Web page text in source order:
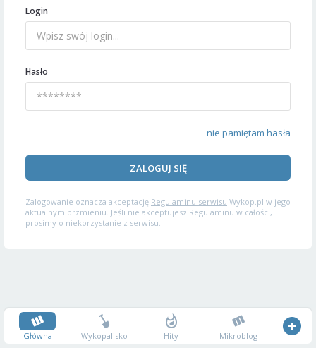
Login
Hasło
nie pamiętam hasła
ZALOGUJ SIĘ
Zalogowanie oznacza akceptację Regulaminu serwisu Wykop.pl w jego
aktualnym brzmieniu. Jeśli nie akceptujesz Regulaminu w całości,
prosimy o niekorzystanie z serwisu.
Główna Wykopalisko Hity Mikroblog